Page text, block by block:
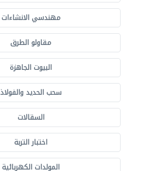
مهندسي الانشاءات
مقاولو الطرق
البيوت الجاهزة
سحب الحديد والفولاذ
السقالات
اختبار التربة
المولدات الكهربائية